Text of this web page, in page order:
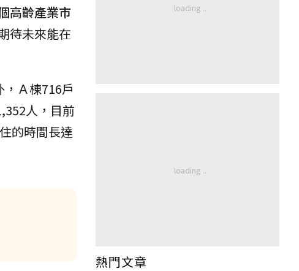
高齡產業市
待未來能在
Ａ棟716戶
人，目前
的時間長達
熱門文章